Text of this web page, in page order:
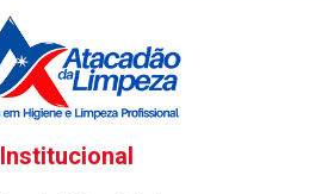
Institucional